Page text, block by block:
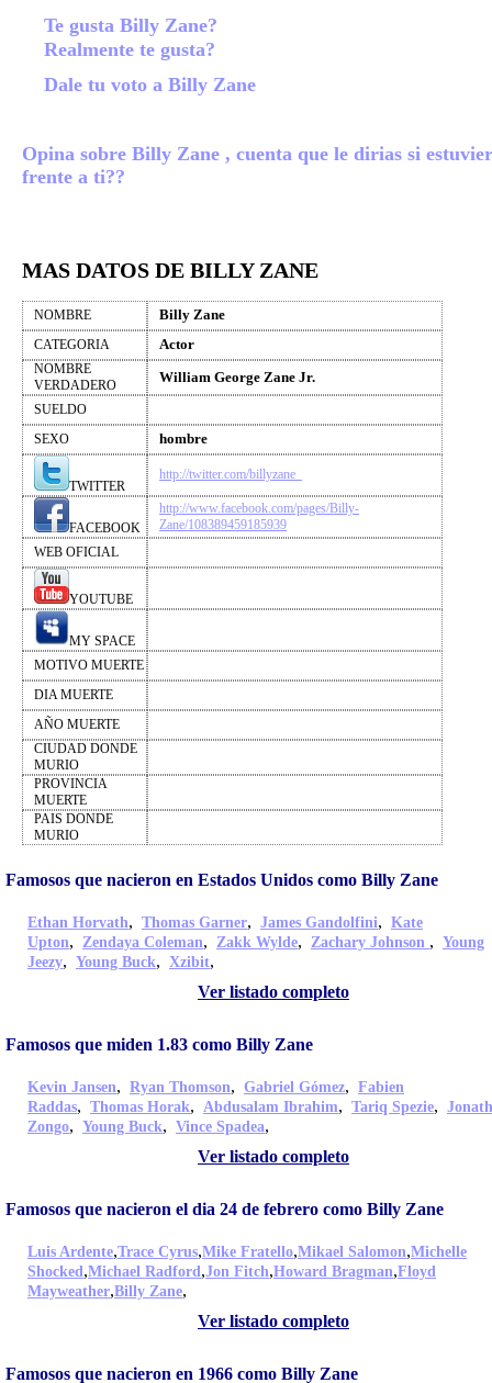
Te gusta Billy Zane?
Realmente te gusta?
Dale tu voto a Billy Zane
Opina sobre Billy Zane , cuenta que le dirias si
frente a ti??
MAS DATOS DE BILLY ZANE
NOMBRE Billy Zane
CATEGORIA Actor
NOMBRE
VERDADERO
William George Zane Jr.
SUELDO
SEXO
hombre
TWITTER
http://twitter.com/billyzane_
FACEBOOK
http://www.facebook.com/pages/Billy-
Zane/108389459185939
WEB OFICIAL
YOUTUBE
MY SPACE
MOTIVO MUERTE
DIA MUERTE
AÑO MUERTE
CIUDAD DONDE
MURIO
PROVINCIA
MUERTE
PAIS DONDE
MURIO
Famosos que nacieron en Estados Unidos como Billy Zane
Ethan Horvath, Thomas Garner, James Gandolfini, Kate
Upton, Zendaya Coleman, Zakk Wylde, Zachary Johnson , Young
Jeezy, Young Buck, Xzibit,
Ver listado completo
Famosos que miden 1.83 como Billy Zane
Kevin Jansen, Ryan Thomson, Gabriel Gómez, Fabien
Raddas, Thomas Horak, Abdusalam Ibrahim, Tariq Spezie,
Zongo, Young Buck, Vince Spadea,
Ver listado completo
Famosos que nacieron el dia 24 de febrero como Billy Zane
Luis Ardente,Trace Cyrus,Mike Fratello,Mikael Salomon,Michelle
Shocked,Michael Radford,Jon Fitch,Howard Bragman,Floyd
Mayweather,Billy Zane,
Ver listado completo
Famosos que nacieron en 1966 como Billy Zane